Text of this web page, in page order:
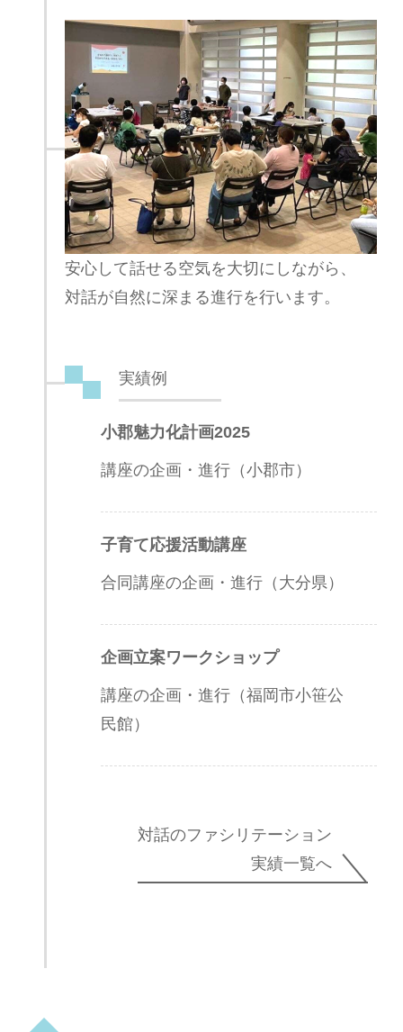
安心して話せる空気を大切にしながら、
対話が自然に深まる進行を行います。
実績例
小郡魅力化計画2025
講座の企画・進行（小郡市）
子育て応援活動講座
合同講座の企画・進行（大分県）
企画立案ワークショップ
講座の企画・進行（福岡市小笹公
民館）
対話のファシリテーション
実績一覧へ